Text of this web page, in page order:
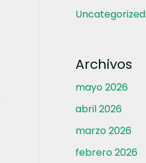
Uncategorized
Archivos
mayo 2026
abril 2026
marzo 2026
febrero 2026